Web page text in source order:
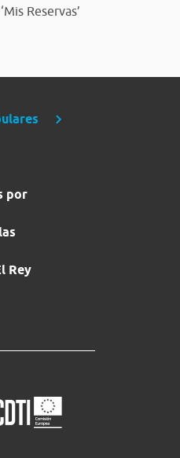
Reservas’
por
Rey